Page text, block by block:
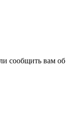
сообщить вам об